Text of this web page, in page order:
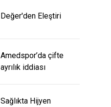
Değer'den Eleştiri
Amedspor’da çifte
ayrılık iddiası
Sağlıkta Hijyen